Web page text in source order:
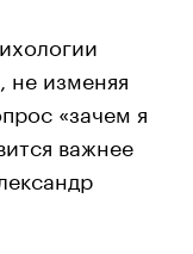
не изменяя
«зачем я
важнее